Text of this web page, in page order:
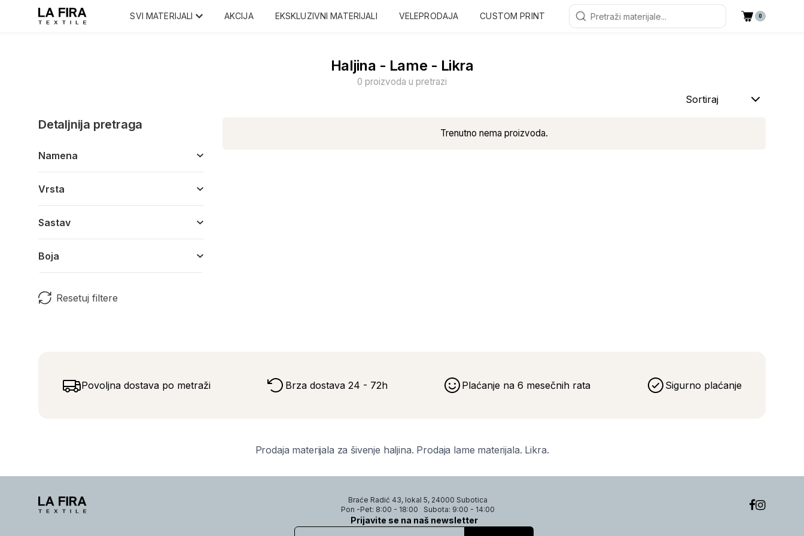
SVI MATERIJALI AKCIJA EKSKLUZIVNI MATERIJALI VELEPRODAJA CUSTOM PRINT 0
Haljina - Lame - Likra
0 proizvoda u pretrazi
Sortiraj
Detaljnija pretraga
Namena
Vrsta
Sastav
Boja
Resetuj filtere
Trenutno nema proizvoda.
Povoljna dostava po metraži Brza dostava 24 - 72h Plaćanje na 6 mesečnih rata Sigurno plaćanje
Prodaja materijala za šivenje haljina. Prodaja lame materijala. Likra.
Braće Radić 43, lokal 5, 24000 Subotica
Pon -Pet: 8:00 - 18:00
Subota: 9:00 - 14:00
Prijavite se na naš newsletter